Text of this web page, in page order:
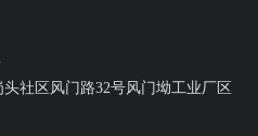
社区风门路32号风门坳工业厂区